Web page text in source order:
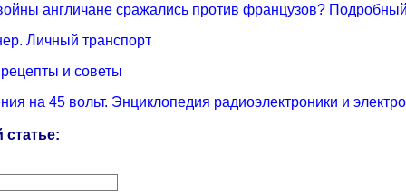
англичане сражались против французов?
Личный транспорт
и советы
на 45 вольт. Энциклопедия радиоэлектроники и
статье: